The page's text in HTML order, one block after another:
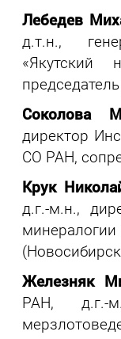
Лебедев
д.т.н.,
Соколова
директор
СО РАН,
Крук
д.г.-м.н.,
Железняк
РАН, д.г.-